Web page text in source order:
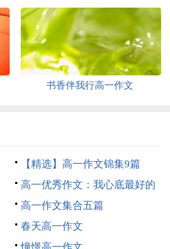
书香伴我行高一作文
【精选】高一作文锦集9篇
高一优秀作文：我心底最好的
回忆
高一作文集合五篇
春天高一作文
憧憬高一作文